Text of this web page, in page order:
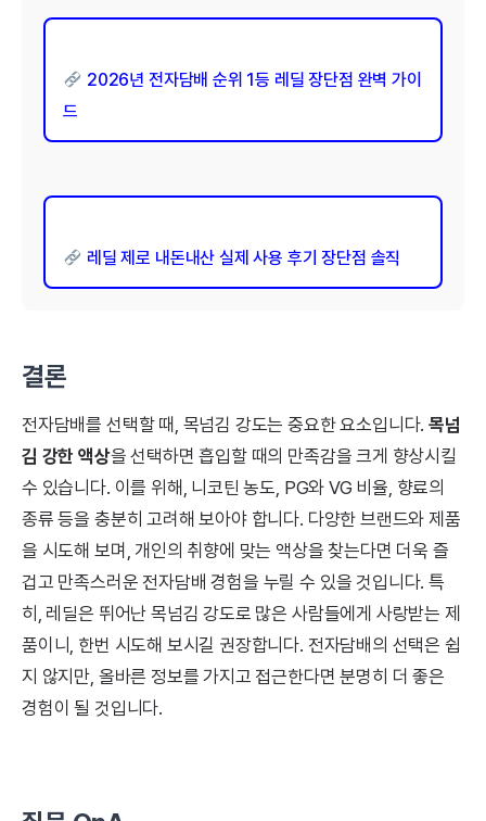
2026년 전자담배 순위 1등 레딜 장단점 완벽 가이
드
레딜 제로 내돈내산 실제 사용 후기 장단점 솔직
결론
전자담배를 선택할 때, 목넘김 강도는 중요한 요소입니다.목넘
김 강한 액상을 선택하면 흡입할 때의 만족감을 크게 향상시킬
수 있습니다. 이를 위해, 니코틴 농도, PG와 VG 비율, 향료의
종류 등을 충분히 고려해 보아야 합니다. 다양한 브랜드와 제품
을 시도해 보며, 개인의 취향에 맞는 액상을 찾는다면 더욱 즐
겁고 만족스러운 전자담배 경험을 누릴 수 있을 것입니다. 특
히, 레딜은 뛰어난 목넘김 강도로 많은 사람들에게 사랑받는 제
품이니, 한번 시도해 보시길 권장합니다. 전자담배의 선택은 쉽
지 않지만, 올바른 정보를 가지고 접근한다면 분명히 더 좋은
경험이 될 것입니다.